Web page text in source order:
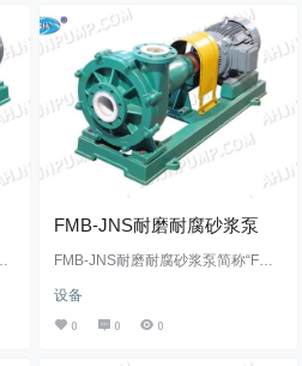
FMB-JNS耐磨耐腐砂浆泵
FMB-JNS耐磨耐腐砂浆泵简称“FMB
前国内新一代耐腐耐磨合金制造。
该泵集优异的耐磨性、耐冲击性、
设备
0 0 0